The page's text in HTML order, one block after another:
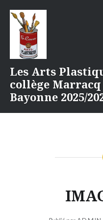
contenu
Les Arts
collège Marracq
Bayonne 2025/